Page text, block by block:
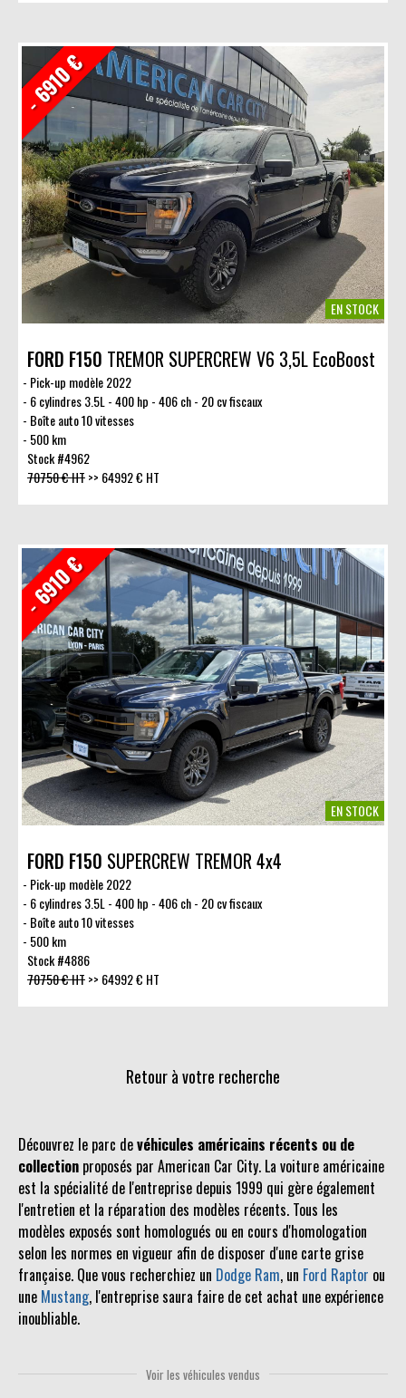
Découvrez le parc devéhicules américains récents ou de
collection proposés par American Car City. La voiture américaine
est la spécialité de l'entreprise depuis 1999 qui gère également
l'entretien et la réparation des modèles récents. Tous les
modèles exposés sont homologués ou en cours d'homologation
selon les normes en vigueur afin de disposer d'une carte grise
française. Que vous recherchiez un Dodge Ram, un Ford Raptor ou
une Mustang, l'entreprise saura faire de cet achat une expérience
inoubliable.
- 6910 €
EN STOCK
FORD F150 TREMOR SUPERCREW V6 3,5L EcoBoost
Pick-up modèle 2022
6 cylindres 3.5L - 400 hp - 406 ch - 20 cv fiscaux
Boîte auto 10 vitesses
500 km
Stock #4962
70750 € HT>> 64992 € HT
- 6910 €
EN STOCK
FORD F150 SUPERCREW TREMOR 4x4
Pick-up modèle 2022
6 cylindres 3.5L - 400 hp - 406 ch - 20 cv fiscaux
Boîte auto 10 vitesses
500 km
Stock #4886
70750 € HT>> 64992 € HT
Retour à votre recherche
Voir les véhicules vendus